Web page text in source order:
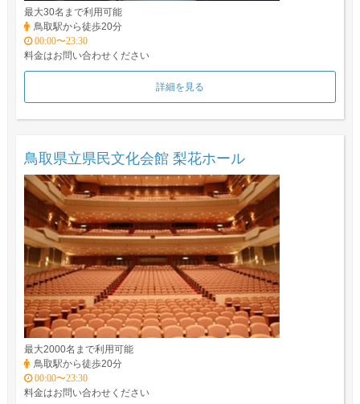
最大30名まで利用可能
鳥取駅から徒歩20分
00:00〜23:30
料金はお問い合わせください
詳細を見る
鳥取県立県民文化会館 梨花ホール
最大2000名まで利用可能
鳥取駅から徒歩20分
00:00〜23:30
料金はお問い合わせください